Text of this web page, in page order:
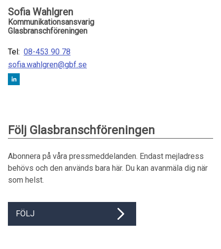
Sofia Wahlgren
Kommunikationsansvarig
Glasbranschföreningen
Tel: 08-453 90 78
sofia.wahlgren@gbf.se
Följ Glasbranschföreningen
Abonnera på våra pressmeddelanden. Endast mejladress
behövs och den används bara här. Du kan avanmäla dig när
som helst.
FÖLJ